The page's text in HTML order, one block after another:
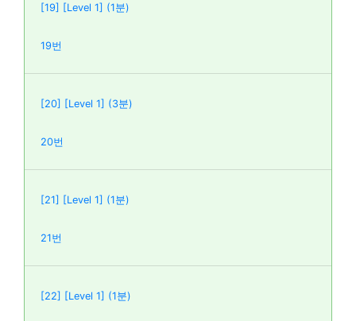
[19] [Level 1] (1분)
19번
[20] [Level 1] (3분)
20번
[21] [Level 1] (1분)
21번
[22] [Level 1] (1분)